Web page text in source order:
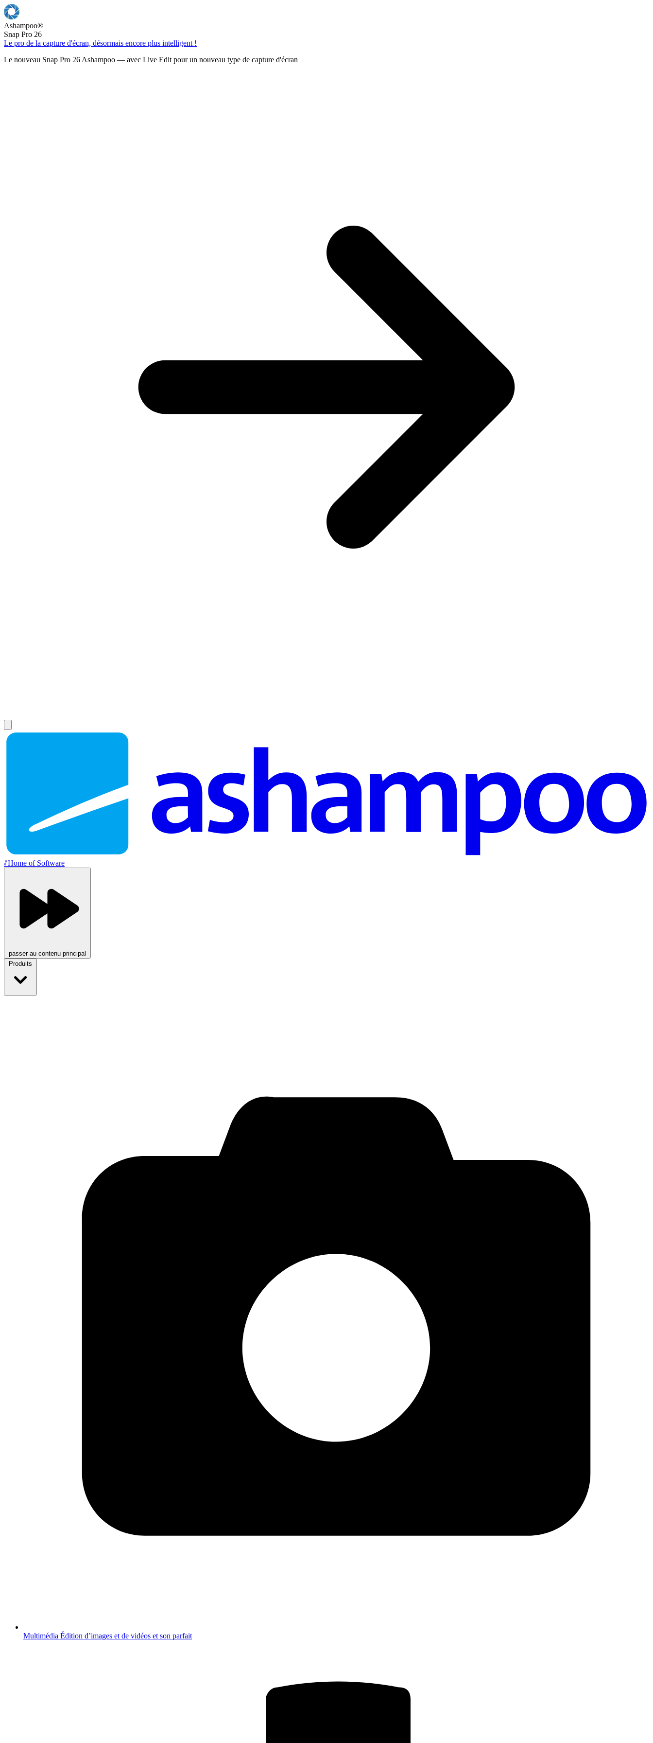
Ashampoo®
Snap Pro 26
Le pro de la capture d'écran, désormais encore plus intelligent !
Le nouveau Snap Pro 26 Ashampoo — avec Live Edit pour un nouveau type de capture d'écran
//Home of Software
passer au contenu principal
Produits
Multimédia Édition d’images et de vidéos et son parfait